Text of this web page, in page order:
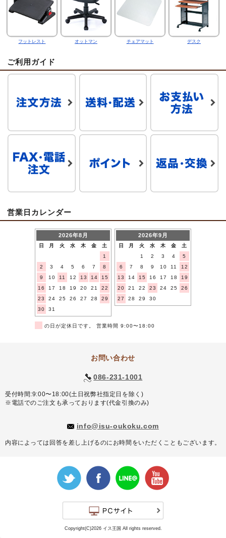
フットレスト オットマン チェアマット デスク
ご利用ガイド
営業日カレンダー
2026年8月
日 月 火 水 木 金
土
1
2
3 4 5 6 7
8
9
10 11 12 13 14
15
16
17 18 19 20 21
22
23
24 25 26 27 28
29
30
31
2026年9月
日 月 火 水 木 金
土
1
2 3 4
5
6
7 8 9 10 11
12
13
14 15 16 17 18
19
20
21 22 23 24 25
26
27
28 29 30
の日が定休日です。 営業時間 9:00〜18:00
お問い合わせ
086-231-1001
受付時間:9:00〜18:00(土日祝弊社指定日を除く)
※電話でのご注文も承っております(代金引換のみ)
info@isu-oukoku.com
内容によっては回答を差し上げるのにお時間をいただくこともございます。
Copyright(C)2026 イス王国 All rights reserved.